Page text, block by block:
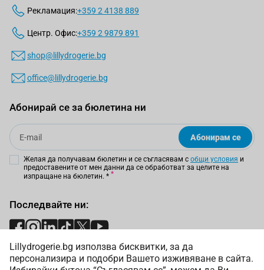
Lillydrogerie.bg използва бисквитки, за да
персонализира и подобри Вашето изживяване в сайта.
Рекламация:+359 2 4138 889
Центр. Офис:+359 2 9879 891
shop@lillydrogerie.bg
office@lillydrogerie.bg
Абонирай се за бюлетина ни
Email
Абонирам се
Желая да получавам бюлетин и се съгласявам с общи условия и
предоставените от мен данни да се обработват за целите на
изпращане на бюлетин. *
Последвайте ни:
Начини на плащане: